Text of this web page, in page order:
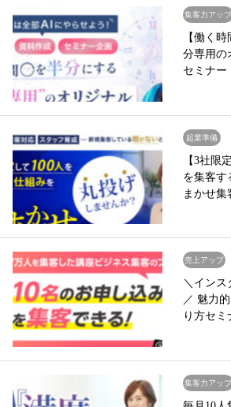
集客力アップ
【働く
分専用の
セミナー
起業準備
【3社限
を集客す
まかせ集
売上アップ
＼インス
／ 魅力
り方セミ
集客力アップ